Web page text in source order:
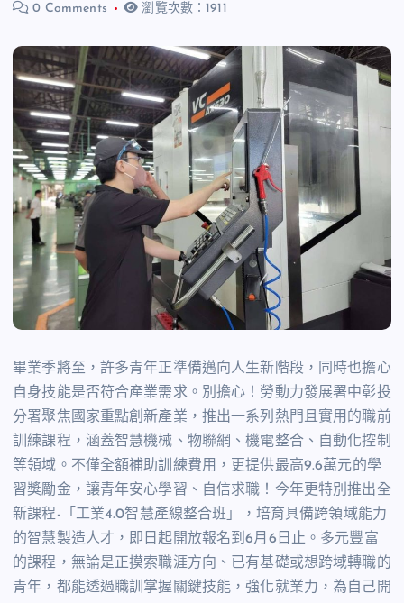
0 Comments
瀏覽次數：1911
畢業季將至，許多青年正準備邁向人生新階段，同時也擔心
自身技能是否符合產業需求。別擔心！勞動力發展署中彰投
分署聚焦國家重點創新產業，推出一系列熱門且實用的職前
訓練課程，涵蓋智慧機械、物聯網、機電整合、自動化控制
等領域。不僅全額補助訓練費用，更提供最高9.6萬元的學
習獎勵金，讓青年安心學習、自信求職！今年更特別推出全
新課程-「工業4.0智慧產線整合班」，培育具備跨領域能力
的智慧製造人才，即日起開放報名到6月6日止。多元豐富
的課程，無論是正摸索職涯方向、已有基礎或想跨域轉職的
青年，都能透過職訓掌握關鍵技能，強化就業力，為自己開